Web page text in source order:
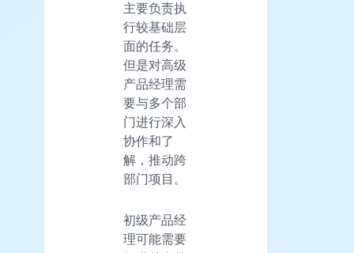
主要负责执
行较基础层
面的任务。
但是对高级
产品经理需
要与多个部
门进行深入
协作和了
解，推动跨
部门项目。
初级产品经
理可能需要